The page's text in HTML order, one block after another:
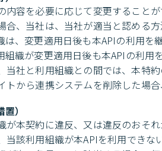
内容を必要に応じて変更すること
合、当社は、当社が適当と認める
は、変更適用日後も本APIの利用
組織が変更適用日後も本APIの利
当社と利用組織との間では、本特
トから連携システムを削除した場
）
が本契約に違反、又は違反のおそ
当該利用組織が本APIを利用でき